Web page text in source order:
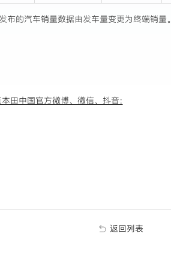
的汽车销量数据由发车量变更为终端销量。
田中国官方微博、微信、抖音:
返回列表